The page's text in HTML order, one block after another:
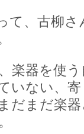
て、古柳
楽器を使
いない、
だまだ楽